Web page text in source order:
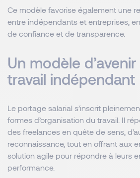
Ce modèle favorise également une
entre indépendants et entreprises,
de confiance et de transparence.
Un modèle
travail indépendant
Le portage salarial s’inscrit
formes d’organisation du travail. Il
des freelances en quête de sens,
reconnaissance, tout en offrant aux
solution agile pour répondre à leurs
performance.